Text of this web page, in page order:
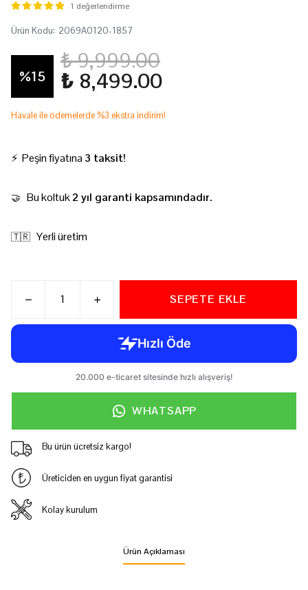
1 değerlendirme
Ürün Kodu: 2069A0120-1857
%15
₺ 9,999.00
₺ 8,499.00
Havale ile ödemelerde %3 ekstra indirim!
⚡ Peşin fiyatına 3 taksit!
🤝 Bu koltuk2 yıl garanti kapsamındadır.
🇹🇷 Yerli üretim
SEPETE EKLE
WHATSAPP
Bu ürün ücretsiz kargo!
Üreticiden en uygun fiyat garantisi
Kolay kurulum
Ürün Açıklaması